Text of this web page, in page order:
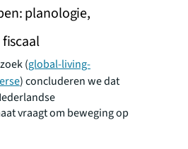
planologie,
(global-living-
) concluderen we dat
vraagt om beweging op
fiscaal, regulering en